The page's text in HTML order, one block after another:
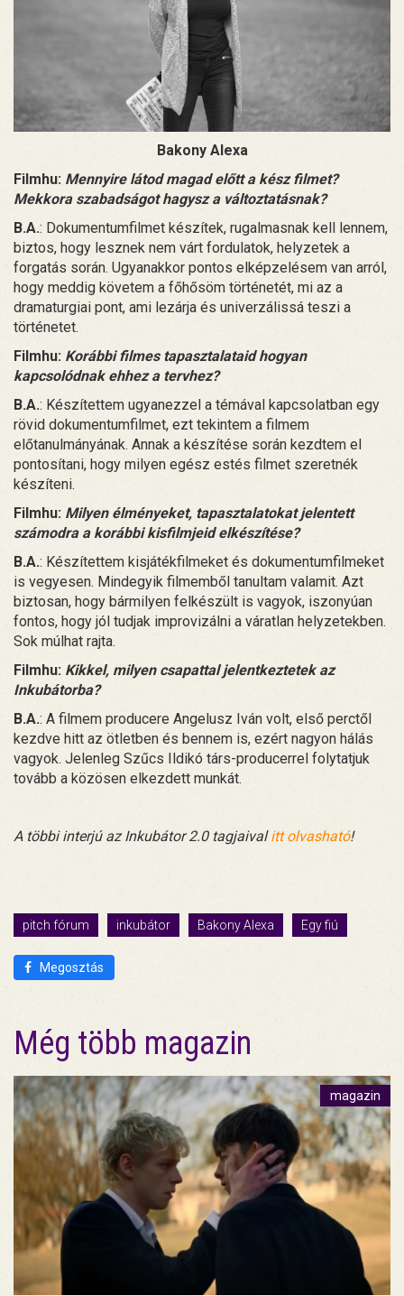
Bakony Alexa
Filmhu: Mennyire látod magad előtt a kész filmet?
Mekkora szabadságot hagysz a változtatásnak?
B.A.: Dokumentumfilmet készítek, rugalmasnak kell lennem,
biztos, hogy lesznek nem várt fordulatok, helyzetek a
forgatás során. Ugyanakkor pontos elképzelésem van arról,
hogy meddig követem a főhősöm történetét, mi az a
dramaturgiai pont, ami lezárja és univerzálissá teszi a
történetet.
Filmhu: Korábbi filmes tapasztalataid hogyan
kapcsolódnak ehhez a tervhez?
B.A.: Készítettem ugyanezzel a témával kapcsolatban egy
rövid dokumentumfilmet, ezt tekintem a filmem
előtanulmányának. Annak a készítése során kezdtem el
pontosítani, hogy milyen egész estés filmet szeretnék
készíteni.
Filmhu: Milyen élményeket, tapasztalatokat jelentett
számodra a korábbi kisfilmjeid elkészítése?
B.A.: Készítettem kisjátékfilmeket és dokumentumfilmeket
is vegyesen. Mindegyik filmemből tanultam valamit. Azt
biztosan, hogy bármilyen felkészült is vagyok, iszonyúan
fontos, hogy jól tudjak improvizálni a váratlan helyzetekben.
Sok múlhat rajta.
Filmhu: Kikkel, milyen csapattal jelentkeztetek az
Inkubátorba?
B.A.: A filmem producere Angelusz Iván volt, első perctől
kezdve hitt az ötletben és bennem is, ezért nagyon hálás
vagyok. Jelenleg Szűcs Ildikó társ-producerrel folytatjuk
tovább a közösen elkezdett munkát.
A többi interjú az Inkubátor 2.0 tagjaivalitt olvasható!
pitch fórum inkubátor Bakony Alexa Egy fiú
Megosztás
Még több magazin
magazin